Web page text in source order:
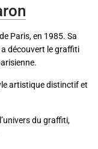
Paris, en 1985. Sa
a découvert le graffiti
artistique distinctif et
du graffiti,